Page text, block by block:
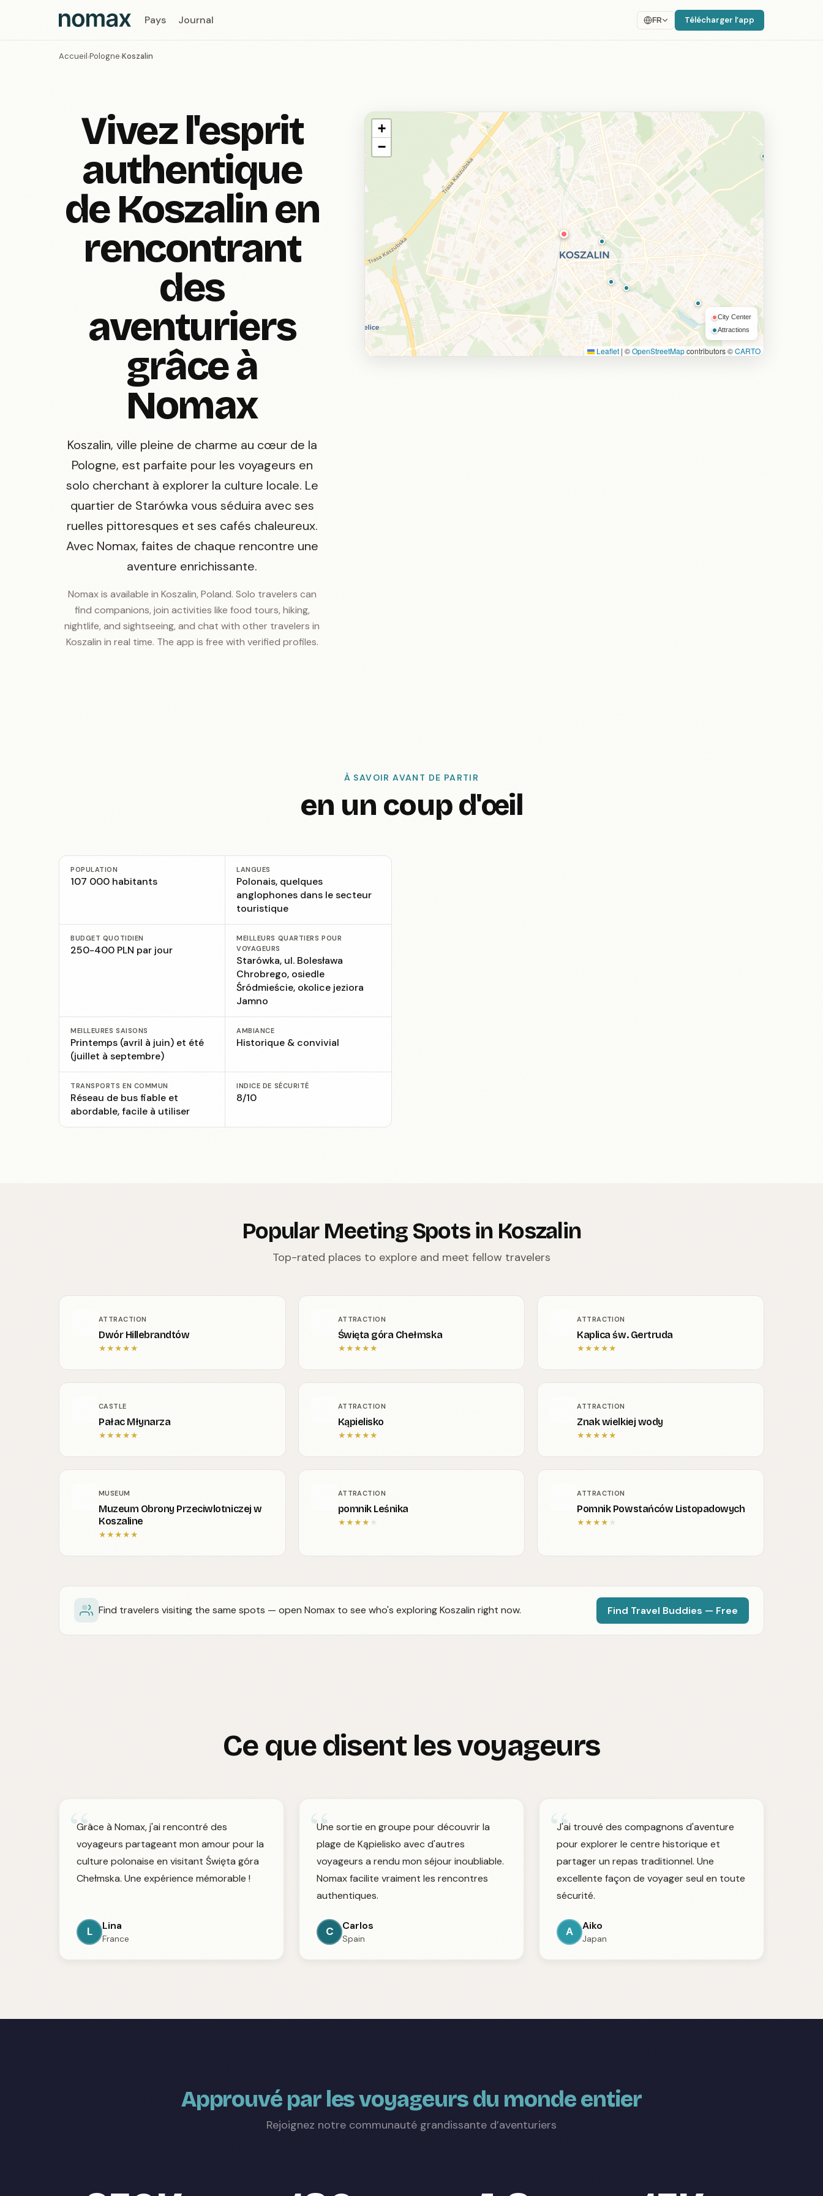
Pays Journal FR Télécharger l’app
Accueil›Pologne›Koszalin
Vivez l'esprit
authentique
de Koszalin en
rencontrant
des
aventuriers
grâce à
Nomax
Koszalin, ville pleine de charme au cœur de la
Pologne, est parfaite pour les voyageurs en
solo cherchant à explorer la culture locale. Le
quartier de Starówka vous séduira avec ses
ruelles pittoresques et ses cafés chaleureux.
Avec Nomax, faites de chaque rencontre une
aventure enrichissante.
Nomax is available in Koszalin, Poland. Solo travelers can
find companions, join activities like food tours, hiking,
nightlife, and sightseeing, and chat with other travelers in
Koszalin in real time. The app is free with verified profiles.
+
−
City Center
Attractions
Leaflet | ©OpenStreetMapcontributors ©CARTO
À SAVOIR AVANT DE PARTIR
en un coup d'œil
POPULATION
107 000 habitants
LANGUES
Polonais, quelques
anglophones dans le secteur
touristique
BUDGET QUOTIDIEN
250-400 PLN par jour
MEILLEURS QUARTIERS POUR
VOYAGEURS
Starówka, ul. Bolesława
Chrobrego, osiedle
Śródmieście, okolice jeziora
Jamno
MEILLEURES SAISONS
Printemps (avril à juin) et été
(juillet à septembre)
AMBIANCE
Historique & convivial
TRANSPORTS EN COMMUN
Réseau de bus fiable et
abordable, facile à utiliser
INDICE DE SÉCURITÉ
8/10
Popular Meeting Spots in Koszalin
Top-rated places to explore and meet fellow travelers
ATTRACTION
Dwór Hillebrandtów
★★★★★
ATTRACTION
Święta góra Chełmska
★★★★★
ATTRACTION
Kaplica św. Gertruda
★★★★★
CASTLE
Pałac Młynarza
★★★★★
ATTRACTION
Kąpielisko
★★★★★
ATTRACTION
Znak wielkiej wody
★★★★★
MUSEUM
Muzeum Obrony Przeciwlotniczej w
Koszaline
★★★★★
ATTRACTION
pomnik Leśnika
★★★★ ★
ATTRACTION
Pomnik Powstańców Listopadowych
★★★★ ★
Find travelers visiting the same spots — open Nomax to see who's exploring Koszalin right now. Find Travel Buddies — Free
Ce que disent les voyageurs
“
Grâce à Nomax, j'ai rencontré des
voyageurs partageant mon amour pour la
culture polonaise en visitant Święta góra
Chełmska. Une expérience mémorable !
L Lina
France
“
Une sortie en groupe pour découvrir la
plage de Kąpielisko avec d'autres
voyageurs a rendu mon séjour inoubliable.
Nomax facilite vraiment les rencontres
authentiques.
C Carlos
Spain
“
J'ai trouvé des compagnons d'aventure
pour explorer le centre historique et
partager un repas traditionnel. Une
excellente façon de voyager seul en toute
sécurité.
A Aiko
Japan
Approuvé par les voyageurs du monde entier
Rejoignez notre communauté grandissante d’aventuriers